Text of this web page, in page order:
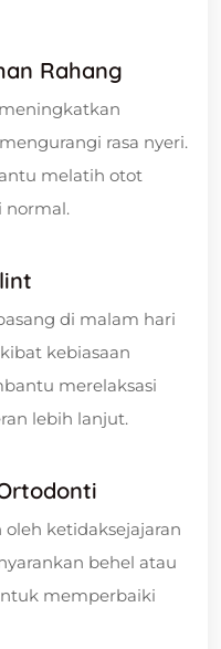
Rahang
rasa nyeri.
melatih otot
normal.
di malam hari
kebiasaan
merelaksasi
lebih lanjut.
ketidaksejajaran
behel atau
memperbaiki